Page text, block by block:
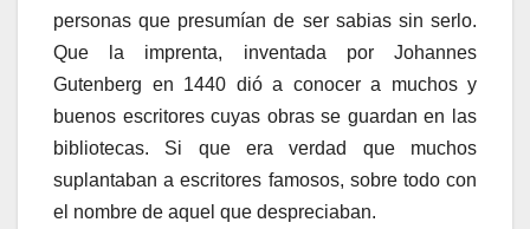
personas que presumían de ser sabias sin serlo.
Que la imprenta, inventada por Johannes
Gutenberg en 1440 dió a conocer a muchos y
buenos escritores cuyas obras se guardan en las
bibliotecas. Si que era verdad que muchos
suplantaban a escritores famosos, sobre todo con
el nombre de aquel que despreciaban.